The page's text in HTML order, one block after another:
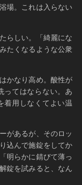
場。これは入らない
らしい。「綺麗にな
たくなるような公衆
かなり高め。酸性が
ってはならない。あ
着用しなくてよい温
があるが、そのロッ
込んで施錠をしてか
明らかに錆びて薄っ
錠を試みると、なん